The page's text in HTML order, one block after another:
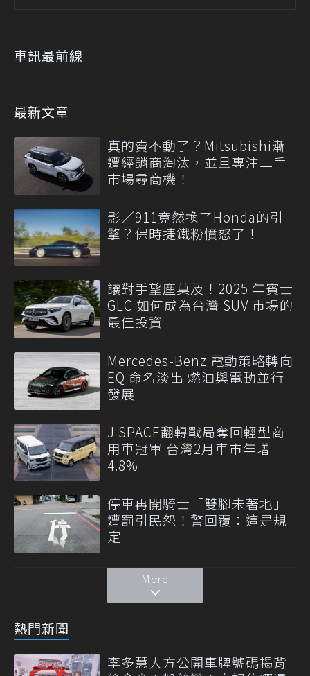
車訊最前線
最新文章
真的賣不動了？Mitsubishi漸
遭經銷商淘汰，並且專注二手
市場尋商機！
影／911竟然換了Honda的引
擎？保時捷鐵粉憤怒了！
讓對手望塵莫及！2025 年賓士
GLC 如何成為台灣 SUV 市場的
最佳投資
Mercedes-Benz 電動策略轉向
EQ 命名淡出 燃油與電動並行
發展
J SPACE翻轉戰局奪回輕型商
用車冠軍 台灣2月車市年增
4.8%
停車再開騎士「雙腳未著地」
遭罰引民怨！警回覆：這是規
定
More
熱門新聞
李多慧大方公開車牌號碼揭背